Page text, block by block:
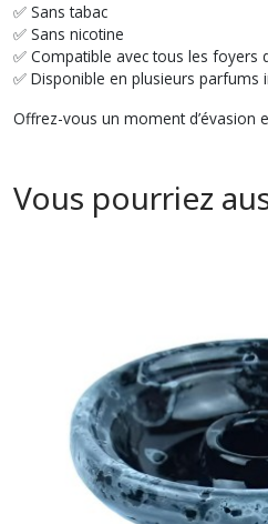
✅ Sans tabac
✅ Sans nicotine
✅ Compatible avec tous les foyers
✅ Disponible en plusieurs parfums
Offrez-vous un moment d’évasion
Vous pourriez